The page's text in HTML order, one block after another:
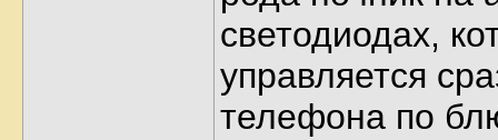
светодиодах,
управляется
телефона по